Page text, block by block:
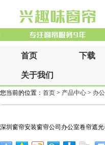
首页 下载
关于我们
您当前的位置： 首页 > 产品中心 > 办
深圳窗帘安装窗帘公司办公室卷帘遮光